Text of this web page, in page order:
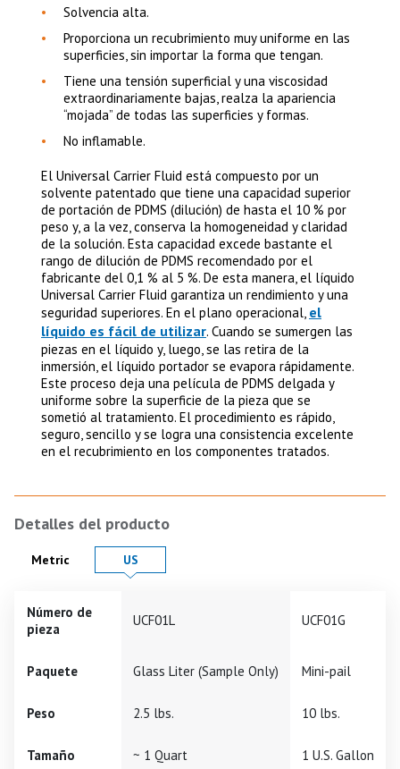
Solvencia alta.
Proporciona un recubrimiento muy uniforme en las
superficies, sin importar la forma que tengan.
Tiene una tensión superficial y una viscosidad
extraordinariamente bajas, realza la apariencia
“mojada” de todas las superficies y formas.
No inflamable.
El Universal Carrier Fluid está compuesto por un
solvente patentado que tiene una capacidad superior
de portación de PDMS (dilución) de hasta el 10 % por
peso y, a la vez, conserva la homogeneidad y claridad
de la solución. Esta capacidad excede bastante el
rango de dilución de PDMS recomendado por el
fabricante del 0,1 % al 5 %. De esta manera, el líquido
Universal Carrier Fluid garantiza un rendimiento y una
seguridad superiores. En el plano operacional, el
líquido es fácil de utilizar. Cuando se sumergen las
piezas en el líquido y, luego, se las retira de la
inmersión, el líquido portador se evapora rápidamente.
Este proceso deja una película de PDMS delgada y
uniforme sobre la superficie de la pieza que se
sometió al tratamiento. El procedimiento es rápido,
seguro, sencillo y se logra una consistencia excelente
en el recubrimiento en los componentes tratados.
Detalles del producto
Product Details in
Metric Product Details in
US
Número de
pieza
UCF01L UCF01G
Paquete Glass Liter (Sample Only) Mini-pail
Peso 2.5 lbs. 10 lbs.
Tamaño ~ 1 Quart 1 U.S. Gallon